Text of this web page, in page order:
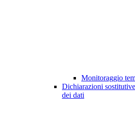
Monitoraggio
Dichiarazioni
dei dati